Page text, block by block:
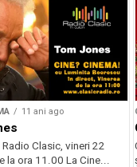
11 ani ago
Clasic, vineri 22
la ora 11.00 La Cine...